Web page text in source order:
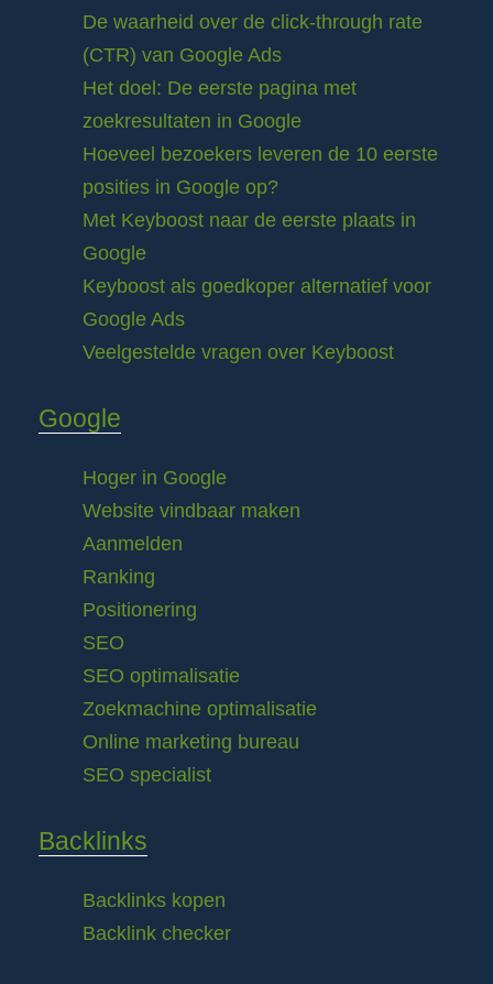
De waarheid over de click-through rate
(CTR) van Google Ads
Het doel: De eerste pagina met
zoekresultaten in Google
Hoeveel bezoekers leveren de 10 eerste
posities in Google op?
Met Keyboost naar de eerste plaats in
Google
Keyboost als goedkoper alternatief voor
Google Ads
Veelgestelde vragen over Keyboost
Google
Hoger in Google
Website vindbaar maken
Aanmelden
Ranking
Positionering
SEO
SEO optimalisatie
Zoekmachine optimalisatie
Online marketing bureau
SEO specialist
Backlinks
Backlinks kopen
Backlink checker